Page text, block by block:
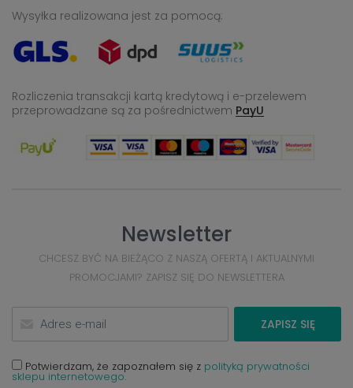
Wysyłka realizowana jest za pomocą:
Rozliczenia transakcji kartą kredytową i e-przelewem
przeprowadzane są za pośrednictwem PayU
Newsletter
CHCESZ BYĆ NA BIEŻĄCO Z NASZĄ OFERTĄ I AKTUALNYMI
PROMOCJAMI? ZAPISZ SIĘ DO NEWSLETTERA
ZAPISZ SIĘ
Potwierdzam, że zapoznałem się z polityką prywatności
sklepu internetowego.